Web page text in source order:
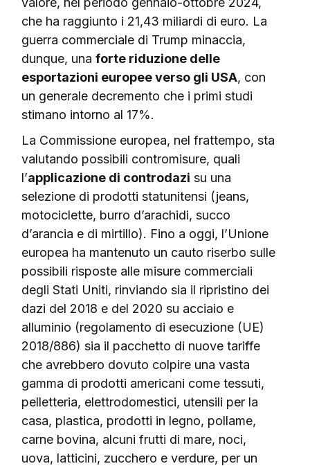
che ha raggiunto i 21,43 miliardi di euro. La
guerra commerciale di Trump minaccia,
dunque, unaforte riduzione delle
esportazioni europee verso gli USA, con
un generale decremento che i primi studi
stimano intorno al 17%.
La Commissione europea, nel frattempo, sta
valutando possibili contromisure, quali
l’applicazione di controdazi su una
selezione di prodotti statunitensi (jeans,
motociclette, burro d’arachidi, succo
d’arancia e di mirtillo). Fino a oggi, l’Unione
europea ha mantenuto un cauto riserbo sulle
possibili risposte alle misure commerciali
degli Stati Uniti, rinviando sia il ripristino dei
dazi del 2018 e del 2020 su acciaio e
alluminio (regolamento di esecuzione (UE)
2018/886) sia il pacchetto di nuove tariffe
che avrebbero dovuto colpire una vasta
gamma di prodotti americani come tessuti,
pelletteria, elettrodomestici, utensili per la
casa, plastica, prodotti in legno, pollame,
carne bovina, alcuni frutti di mare, noci,
uova, latticini, zucchero e verdure, per un